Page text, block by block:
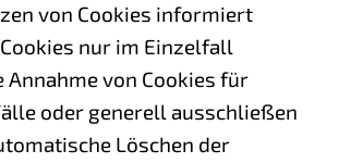
von Cookies informiert
nur im Einzelfall
Annahme von Cookies für
oder generell ausschließen
Löschen der